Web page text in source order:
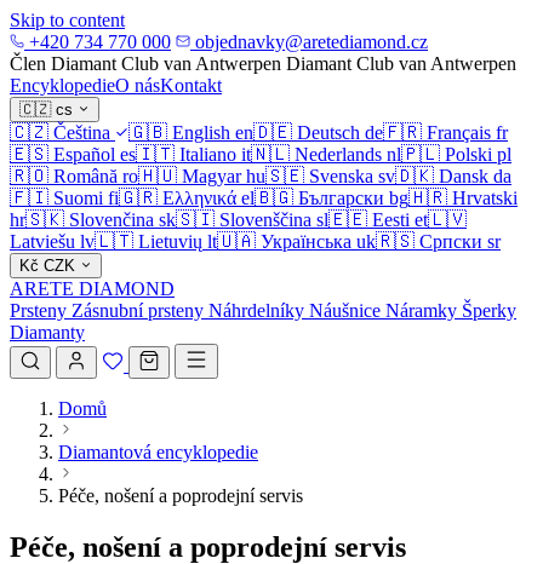
Skip to content
+420 734 770 000
objednavky@aretediamond.cz
Člen Diamant Club van Antwerpen Diamant Club van Antwerpen
EncyklopedieO násKontakt
🇨🇿 cs
🇨🇿 Čeština 🇬🇧 English en🇩🇪 Deutsch de🇫🇷 Français fr
🇪🇸 Español es🇮🇹 Italiano it🇳🇱 Nederlands nl🇵🇱 Polski pl
🇷🇴 Română ro🇭🇺 Magyar hu🇸🇪 Svenska sv🇩🇰 Dansk da
🇫🇮 Suomi fi🇬🇷 Ελληνικά el🇧🇬 Български bg🇭🇷 Hrvatski
hr🇸🇰 Slovenčina sk🇸🇮 Slovenščina sl🇪🇪 Eesti et🇱🇻
Latviešu lv🇱🇹 Lietuvių lt🇺🇦 Українська uk🇷🇸 Српски sr
Kč CZK
ARETE DIAMOND
Prsteny Zásnubní prsteny Náhrdelníky Náušnice Náramky Šperky
Diamanty
Domů
Diamantová encyklopedie
Péče, nošení a poprodejní servis
Péče, nošení a poprodejní servis